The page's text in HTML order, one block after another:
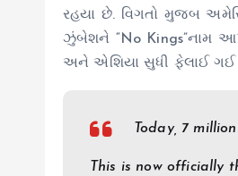
રહયા છે. વિગતો મુજબ
ઝુંબેશને “No Kings”નામ
અને એશિયા સુધી ફેલાઈ ગઈ
Today, 7
This is now officially